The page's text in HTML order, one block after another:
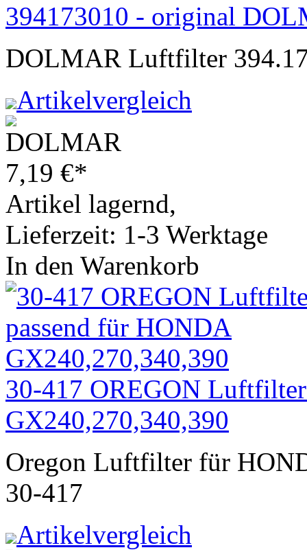
394173010 - original
DOLMAR Luftfilter
Artikelvergleich
7,19 €*
Artikel lagernd,
Lieferzeit: 1-3 Werktage
In den Warenkorb
30-417 OREGON
GX240,270,340,390
Oregon Luftfilter für
30-417
Artikelvergleich